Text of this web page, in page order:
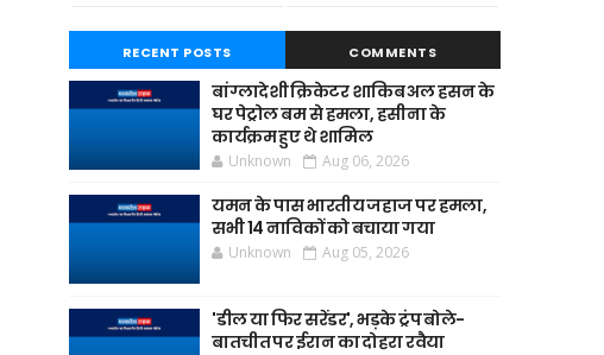
RECENT POSTS COMMENTS
बांग्लादेशी क्रिकेटर शाकिब अल हसन के
घर पेट्रोल बम से हमला, हसीना के
कार्यक्रम हुए थे शामिल
Unknown Aug 06, 2026
यमन के पास भारतीय जहाज पर हमला,
सभी 14 नाविकों को बचाया गया
Unknown Aug 05, 2026
'डील या फिर सरेंडर', भड़के ट्रंप बोले-
बातचीत पर ईरान का दोहरा रवैया